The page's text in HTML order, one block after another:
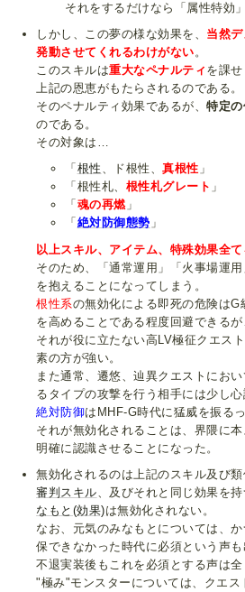
それをするだけなら「属性特効
しかし、この夢の様な効果を、 当然
発動させてくれるわけがない。
このスキルは重大なペナルティ を課
上記の恩恵がもたらされるのである。
そのペナルティ効果であるが、特定
のである。
その対象は…
「 根性 、ド根性、真根性 」
「根性札、 根性札グレート 」
「 魂の再燃」
「 絶対防御態勢 」
以上スキル、アイテム、特殊効果全
そのため、「通常運用」「火事場運
を抱えることになってしまう。
根性系の無効化による即死の危険はG
を高めることである程度回避できるが
それが役に立たない高LV極征クエス
素の方が強い。
また通常、遷悠、辿異クエストにお
るタイプの攻撃を行う相手には少し心
絶対防御はMHF-G時代に猛威を振る
それが無効化されることは、界隈に
明確に認識させることになった。
無効化されるのは上記のスキル及び類
審判スキル 、及びそれと同じ効果を
なもと(効果)は無効化されない。
なお、元気のみなもとについては、
保できなかった時代に必須という声も
不退実装後もこれを必須とする声は全
"極み"モンスターについては、クエス